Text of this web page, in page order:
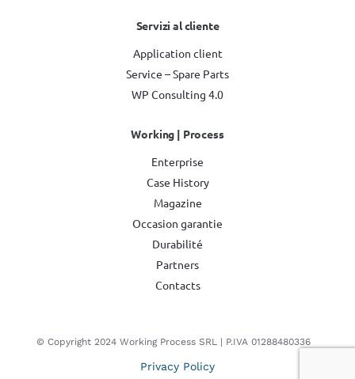
Servizi al cliente
Application client
Service – Spare Parts
WP Consulting 4.0
Working | Process
Enterprise
Case History
Magazine
Occasion garantie
Durabilité
Partners
Contacts
© Copyright 2024 Working Process SRL | P.IVA 01288480336
Privacy Policy